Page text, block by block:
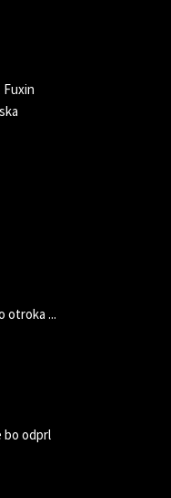
Fuxin
otroka ...
bo odprl